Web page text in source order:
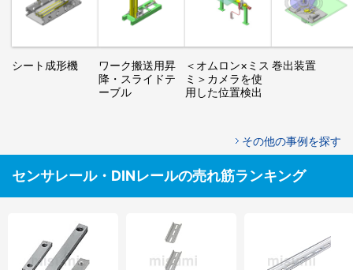
シート成形機
ワーク搬送用昇
降・スライドテ
ーブル
＜オムロン×ミス
ミ＞カメラを使
用した位置検出
巻出装置
その他の事例を探す
センサレール・DINレールの売れ筋ランキング